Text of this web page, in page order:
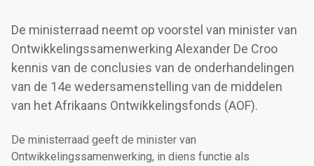
De ministerraad neemt op voorstel van minister van
Ontwikkelingssamenwerking Alexander De Croo
kennis van de conclusies van de onderhandelingen
van de 14e wedersamenstelling van de middelen
van het Afrikaans Ontwikkelingsfonds (AOF).
De ministerraad geeft de minister van
Ontwikkelingssamenwerking, in diens functie als